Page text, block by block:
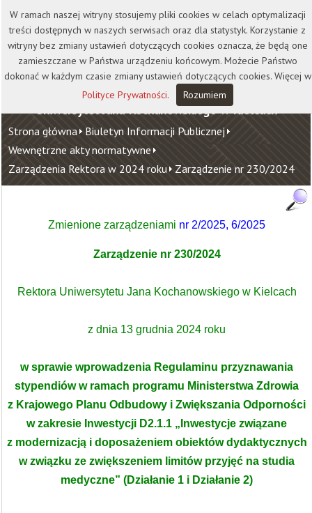
Kontakt Biblioteka
Wydawnictwo
Wirtualna Uczelnia
Uniwersytet Jana Kochanowskiego w Kielcach
Strona główna Biuletyn Informacji Publicznej
Wewnętrzne akty normatywne
Zarządzenia Rektora w 2024 roku Zarządzenie nr 230/2024
Zmienione zarządzeniami nr 2/2025, 6/2025
Zarządzenie nr 230/2024
Rektora Uniwersytetu Jana Kochanowskiego w Kielcach
z dnia 13 grudnia 2024 roku
w sprawie wprowadzenia Regulaminu przyznawania
stypendiów w ramach programu Ministerstwa Zdrowia
z Krajowego Planu Odbudowy i Zwiększania Odporności
w zakresie Inwestycji D2.1.1 „Inwestycje związane
z modernizacją i doposażeniem obiektów dydaktycznych
w związku ze zwiększeniem limitów przyjęć na studia
medyczne” (Działanie 1 i Działanie 2)
W ramach naszej witryny stosujemy pliki cookies w celach optymalizacji
treści dostępnych w naszych serwisach oraz dla statystyk. Korzystanie z
witryny bez zmiany ustawień dotyczących cookies oznacza, że będą one
zamieszczane w Państwa urządzeniu końcowym. Możecie Państwo
dokonać w każdym czasie zmiany ustawień dotyczących cookies. Więcej w
Polityce Prywatności. Rozumiem